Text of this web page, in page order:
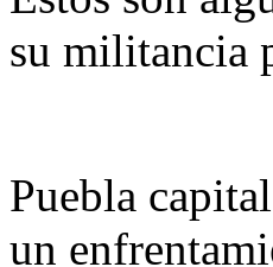
su militancia
Puebla
un